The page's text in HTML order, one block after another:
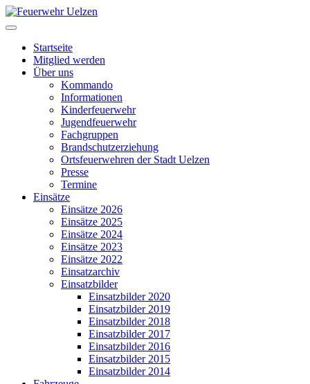
Startseite
Mitglied werden
Über uns
Kommando
Informationen
Kinderfeuerwehr
Jugendfeuerwehr
Fachgruppen
Brandschutzerziehung
Ortsfeuerwehren der Stadt Uelzen
Presse
Termine
Einsätze
Einsätze 2026
Einsätze 2025
Einsätze 2024
Einsätze 2023
Einsätze 2022
Einsatzarchiv
Einsatzbilder
Einsatzbilder 2020
Einsatzbilder 2019
Einsatzbilder 2018
Einsatzbilder 2017
Einsatzbilder 2016
Einsatzbilder 2015
Einsatzbilder 2014